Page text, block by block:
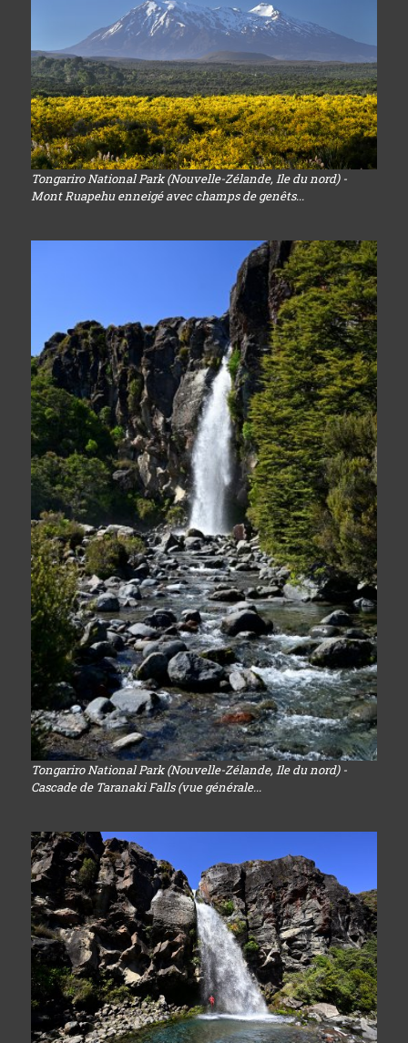
Tongariro National Park (Nouvelle-Zélande, Ile du nord) -
Mont Ruapehu enneigé avec champs de genêts...
Tongariro National Park (Nouvelle-Zélande, Ile du nord) -
Cascade de Taranaki Falls (vue générale...